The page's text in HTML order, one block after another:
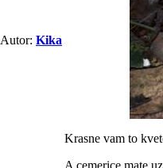
Autor: Kika
Krasne vam to
A cemerice mate